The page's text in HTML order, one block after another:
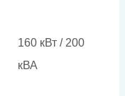
160 кВт / 200
кВА